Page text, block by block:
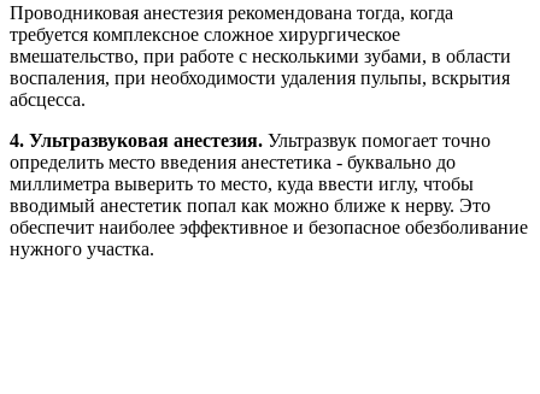
Проводниковая анестезия рекомендована тогда, когда
требуется комплексное сложное хирургическое
вмешательство, при работе с несколькими зубами, в области
воспаления, при необходимости удаления пульпы, вскрытия
абсцесса.
4. Ультразвуковая анестезия. Ультразвук помогает точно
определить место введения анестетика - буквально до
миллиметра выверить то место, куда ввести иглу, чтобы
вводимый анестетик попал как можно ближе к нерву. Это
обеспечит наиболее эффективное и безопасное обезболивание
нужного участка.